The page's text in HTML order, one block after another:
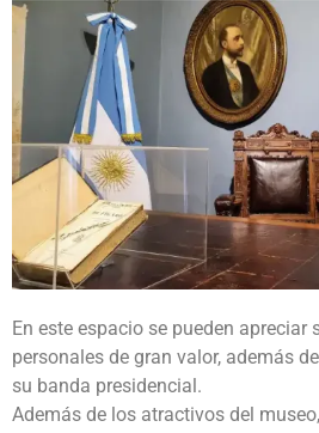
En este espacio se pueden apreciar
personales de gran valor, además
su banda presidencial.
Además de los atractivos del